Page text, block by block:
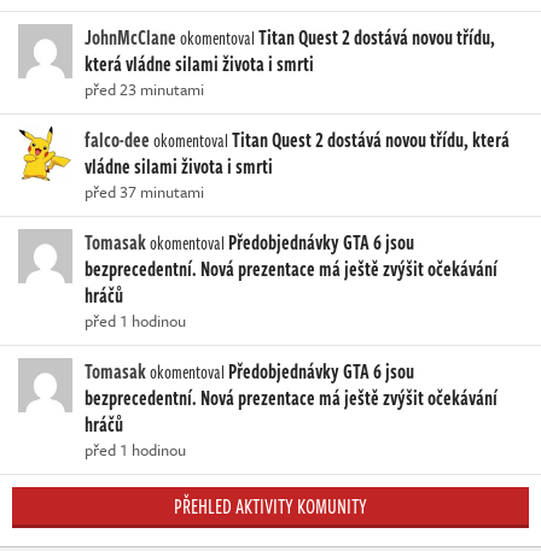
JohnMcClaneokomentovalTitan Quest 2 dostává novou třídu,
která vládne silami života i smrti
před 23 minutami
falco-deeokomentovalTitan Quest 2 dostává novou třídu, která
vládne silami života i smrti
před 37 minutami
Tomasakokomentoval Předobjednávky GTA 6 jsou
bezprecedentní. Nová prezentace má ještě zvýšit očekávání
hráčů
před 1 hodinou
Tomasakokomentoval Předobjednávky GTA 6 jsou
bezprecedentní. Nová prezentace má ještě zvýšit očekávání
hráčů
před 1 hodinou
PŘEHLED AKTIVITY KOMUNITY